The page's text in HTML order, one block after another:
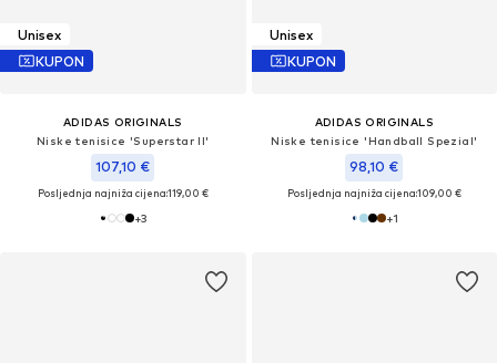
Unisex
KUPON
ADIDAS ORIGINALS
Niske tenisice 'Superstar II'
107,10 €
Posljednja najniža cijena:119,00 €
+3
Unisex
KUPON
ADIDAS ORIGINALS
Niske tenisice 'Handball Spezial'
98,10 €
Posljednja najniža cijena:109,00 €
+1